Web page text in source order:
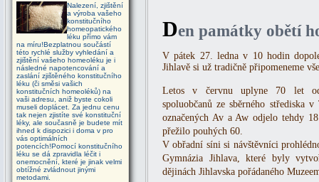
Nalezení, zjištění
a výroba vašeho
konstitučního
homeopatického
léku přímo vám
na míru!Bezplatnou součástí
této rychlé služby vyhledání a
zjištění vašeho homeoléku je i
následné napotencování a
zaslání zjištěného konstitučního
léku (či směsi vašich
konstitučních homeoléků) na
vaši adresu, aniž byste cokoli
museli doplácet. Za jednu cenu
tak nejen zjistíte své konstituční
léky, ale současně je budete mít
ihned k dispozici i doma v pro
vás optimálních
potencích!Pomocí konstitučního
léku se dá zpravidla léčit i
onemocnění, které je jinak velmi
obtížné zvládnout jinými
metodami.
Den památky obětí
V pátek 27. ledna v 10 hodin
Jihlavě si už tradičně připomeneme
Letos v červnu uplyne 70 let od
spoluobčanů ze sběrného střediska
označených Av a Aw odjelo tehdy
přežilo pouhých 60.
V obřadní síni si návštěvníci
Gymnázia Jihlava, které byly
dějinách Jihlavska pořádaného